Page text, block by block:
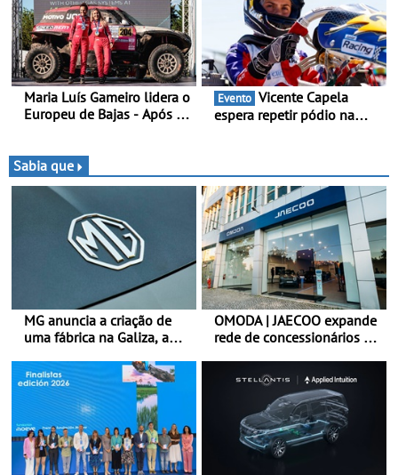
Maria Luís Gameiro lidera o
Europeu de Bajas - Após a
Evento
espera repetir pódio na
procura resultados ainda
melhores na 2.ª ronda da
RMC Portugal 2026
Sabia que
MG anuncia a criação de
uma fábrica na Galiza, a
Continental - O início da
produção está previsto
para 2028, com uma
capacidade anual de até
120.000 veículos
OMODA | JAECOO expande
rede de concessionários -
nível nacional continua em
bom ritmo